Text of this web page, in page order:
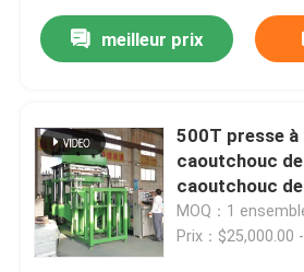
Chaîne de production en
Mélangeur en caoutchouc de
Presse de vulcanisation en
meilleur prix
500T presse
caoutchouc
caoutchouc
1300*1300mm
MOQ：1
Prix：$25,000.00